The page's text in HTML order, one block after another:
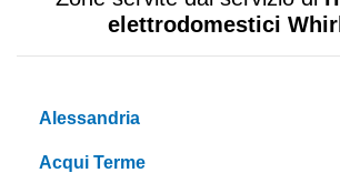
elettrodomestici
Alessandria
Acqui Terme